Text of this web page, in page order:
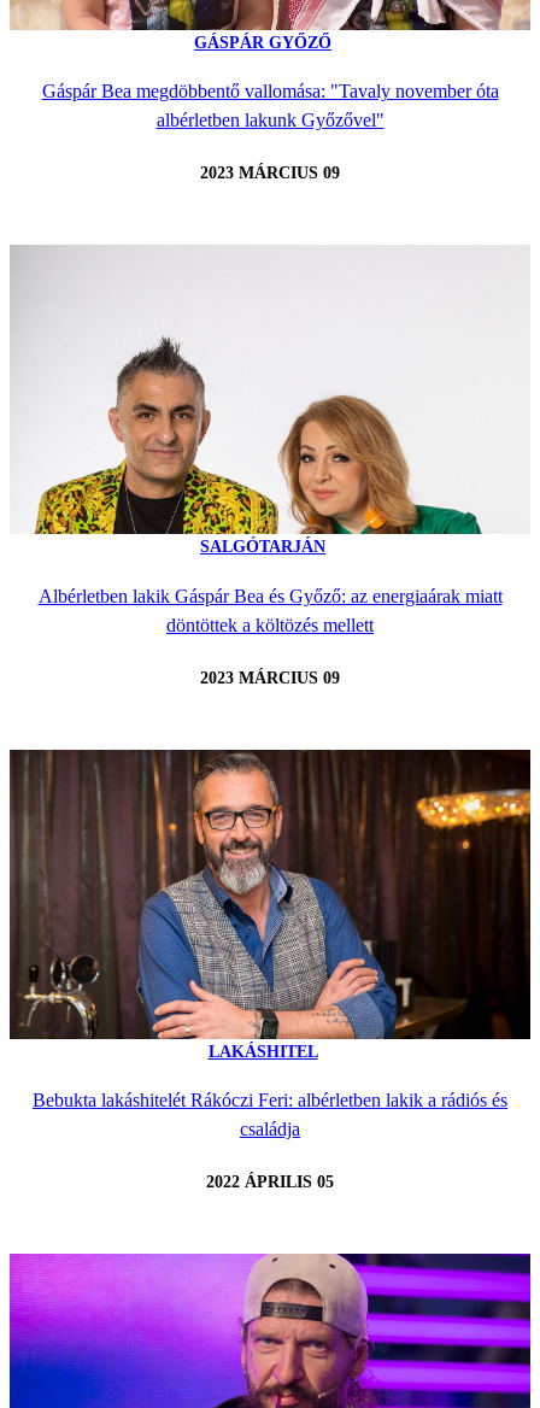
GÁSPÁR GYŐZŐ
Gáspár Bea megdöbbentő vallomása: "Tavaly november óta
albérletben lakunk Győzővel"
2023 MÁRCIUS 09
SALGÓTARJÁN
Albérletben lakik Gáspár Bea és Győző: az energiaárak miatt
döntöttek a költözés mellett
2023 MÁRCIUS 09
LAKÁSHITEL
Bebukta lakáshitelét Rákóczi Feri: albérletben lakik a rádiós és
családja
2022 ÁPRILIS 05